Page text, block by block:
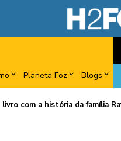
Planeta Foz Blogs
com a história da família